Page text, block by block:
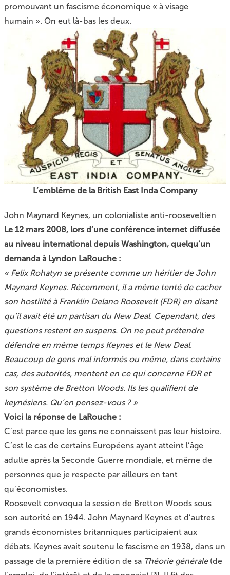
promouvant un fascisme économique « à visage
humain ». On eut là-bas les deux.
L’emblême de la British East Inda Company
John Maynard Keynes, un colonialiste anti-rooseveltien
Le 12 mars 2008, lors d’une conférence internet diffusée
au niveau international depuis Washington, quelqu’un
demanda à Lyndon LaRouche :
« Felix Rohatyn se présente comme un héritier de John
Maynard Keynes. Récemment, il a même tenté de cacher
son hostilité à Franklin Delano Roosevelt (FDR) en disant
qu’il avait été un partisan du New Deal. Cependant, des
questions restent en suspens. On ne peut prétendre
défendre en même temps Keynes et le New Deal.
Beaucoup de gens mal informés ou même, dans certains
cas, des autorités, mentent en ce qui concerne FDR et
son système de Bretton Woods. Ils les qualifient de
keynésiens. Qu’en pensez-vous ? »
Voici la réponse de LaRouche :
C’est parce que les gens ne connaissent pas leur histoire.
C’est le cas de certains Européens ayant atteint l’âge
adulte après la Seconde Guerre mondiale, et même de
personnes que je respecte par ailleurs en tant
qu’économistes.
Roosevelt convoqua la session de Bretton Woods sous
son autorité en 1944. John Maynard Keynes et d’autres
grands économistes britanniques participaient aux
débats. Keynes avait soutenu le fascisme en 1938, dans un
passage de la première édition de sa Théorie générale(de